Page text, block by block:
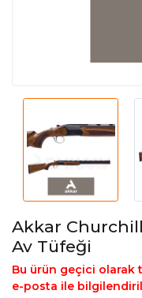
Akkar
Av Tüfeği
Bu ürün geçici olarak
e-posta ile